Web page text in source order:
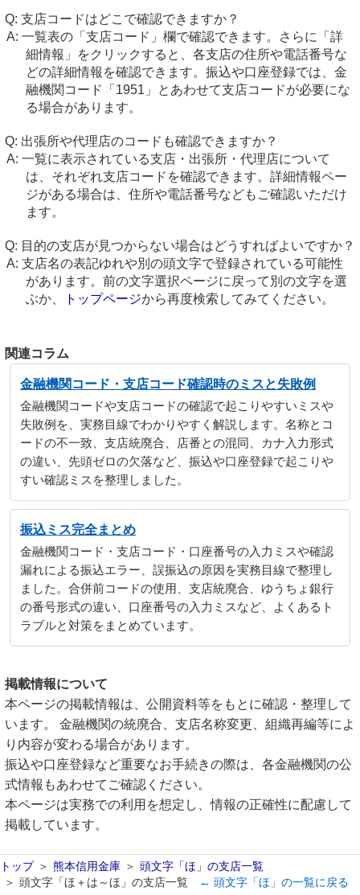
支店コードはどこで確認できますか？
一覧表の「支店コード」欄で確認できます。さらに「詳
細情報」をクリックすると、各支店の住所や電話番号な
どの詳細情報を確認できます。振込や口座登録では、金
融機関コード「1951」とあわせて支店コードが必要にな
る場合があります。
出張所や代理店のコードも確認できますか？
一覧に表示されている支店・出張所・代理店について
は、それぞれ支店コードを確認できます。詳細情報ペー
ジがある場合は、住所や電話番号などもご確認いただけ
ます。
目的の支店が見つからない場合はどうすればよいですか？
支店名の表記ゆれや別の頭文字で登録されている可能性
があります。前の文字選択ページに戻って別の文字を選
ぶか、
トップページから再度検索してみてください。
関連コラム
金融機関コード・支店コード確認時のミスと失敗例
金融機関コードや支店コードの確認で起こりやすいミスや
失敗例を、実務目線でわかりやすく解説します。名称とコ
ードの不一致、支店統廃合、店番との混同、カナ入力形式
の違い、先頭ゼロの欠落など、振込や口座登録で起こりや
すい確認ミスを整理しました。
振込ミス完全まとめ
金融機関コード・支店コード・口座番号の入力ミスや確認
漏れによる振込エラー、誤振込の原因を実務目線で整理し
ました。合併前コードの使用、支店統廃合、ゆうちょ銀行
の番号形式の違い、口座番号の入力ミスなど、よくあるト
ラブルと対策をまとめています。
掲載情報について
本ページの掲載情報は、公開資料等をもとに確認・整理して
います。 金融機関の統廃合、支店名称変更、組織再編等によ
り内容が変わる場合があります。
振込や口座登録など重要なお手続きの際は、各金融機関の公
式情報もあわせてご確認ください。
本ページは実務での利用を想定し、情報の正確性に配慮して
掲載しています。
トップ 熊本信用金庫
頭文字「ほ」の支店一覧
頭文字「ほ＋は～ほ」の支店一覧
← 頭文字「ほ」の一覧に戻る